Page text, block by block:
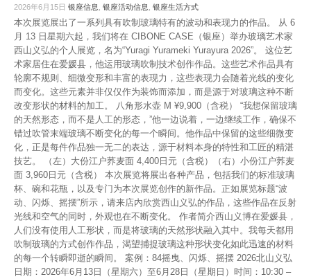
2026年6月15日 银座信息 银座活动信息 银座生活方式
本次展览展出了一系列具有吹制玻璃特有的波动和表现力的作品。 从 6
月 13 日星期六起，我们将在 CIBONE CASE（银座）举办玻璃艺术家
西山义弘的个人展览，名为“Yuragi Yurameki Yurayura 2026”。 这位艺
术家居住在爱媛县，他运用玻璃吹制技术创作作品。这些艺术作品具有
轮廓不规则、细微变形和丰富的表现力，这些表现力会随着光线的变化
而变化。这些元素并非仅仅作为装饰而添加，而是源于对玻璃这种不断
改变形状的材料的加工。 八角形水壶 M ¥9,900（含税） “我想保留玻璃
的天然形态，而不是人工的形态，”他一边说着，一边继续工作，确保不
错过吹管末端玻璃不断变化的每一个瞬间。他作品中保留的这些细微变
化，正是每件作品独一无二的表达，源于材料本身的特性和工匠的精湛
技艺。 （左）大份江户荞麦面 4,400日元（含税）（右）小份江户荞麦
面 3,960日元（含税） 本次展览将展出各种产品，包括我们的标准玻璃
杯、碗和花瓶，以及专门为本次展览创作的新作品。正如展览标题“波
动、闪烁、摇摆”所示，请来店内欣赏西山义弘的作品，这些作品在反射
光线和空气的同时，外观也在不断变化。 作者简介西山义博在爱媛县，
人们没有使用人工形状，而是将玻璃的天然形状融入其中。我每天都用
吹制玻璃的方式创作作品，渴望捕捉玻璃这种形状变化如此迅速的材料
的每一个转瞬即逝的瞬间。 案例：84摇曳、闪烁、摇摆 2026北山义弘
日期：2026年6月13日（星期六）至6月28日（星期日）时间：10:30 –